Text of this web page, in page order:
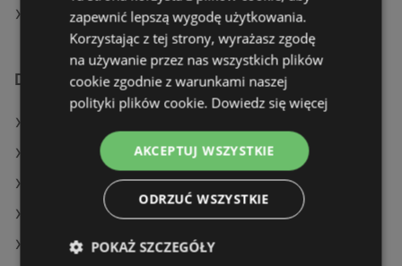
Delikatesy Centrum w Nysa
Dodatkowe łącza
Oferty SPAR
Oferty E.Leclerc
Aktualne gazetki Carrefour
Aktualne gazetki Stokrotka
zapewnić lepszą wygodę użytkowania.
Korzystając z tej strony, wyrażasz zgodę
na używanie przez nas wszystkich plików
cookie zgodnie z warunkami naszej
polityki plików cookie. Dowiedz się więcej
AKCEPTUJ WSZYSTKIE
ODRZUĆ WSZYSTKIE
POKAŻ SZCZEGÓŁY